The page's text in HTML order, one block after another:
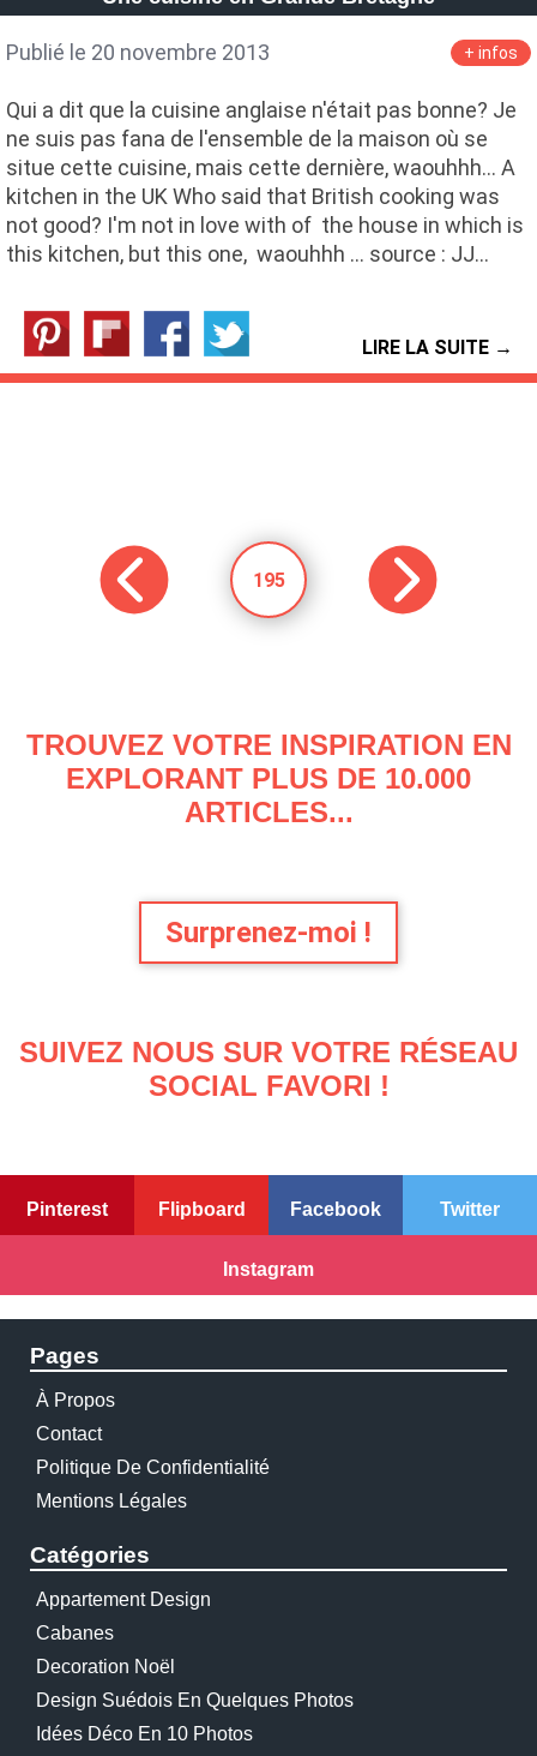
Publié le 20 novembre 2013 + infos
Qui a dit que la cuisine anglaise n'était pas bonne? Je
ne suis pas fana de l'ensemble de la maison où se
situe cette cuisine, mais cette dernière, waouhhh... A
kitchen in the UK Who said that British cooking was
not good? I'm not in love with of the house in which is
this kitchen, but this one, waouhhh ... source : JJ…
LIRE LA SUITE →
195
TROUVEZ VOTRE INSPIRATION EN
EXPLORANT PLUS DE 10.000
ARTICLES...
Surprenez-moi !
SUIVEZ NOUS SUR VOTRE RÉSEAU
SOCIAL FAVORI !
Pinterest Flipboard Facebook Twitter
Instagram
Pages
À Propos
Contact
Politique De Confidentialité
Mentions Légales
Catégories
Appartement Design
Cabanes
Decoration Noël
Design Suédois En Quelques Photos
Idées Déco En 10 Photos